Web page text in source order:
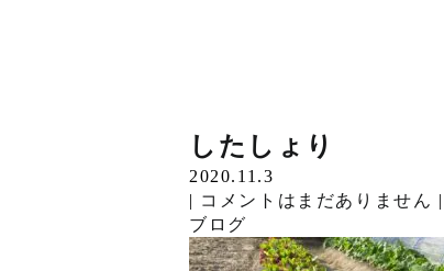
せんぱい
2020.11.26
| コメントはまだありません |
ブログ
こんにちは。 &nb…
Read More »
かぶ
2020.11.19
| コメントはまだありません |
ブログ
こんにちは。 &nb…
Read More »
ほっこり
2020.11.11
| コメントはまだありません |
ブログ
こんに…
Read More »
したしょり
2020.11.3
| コメントはまだありません |
ブログ